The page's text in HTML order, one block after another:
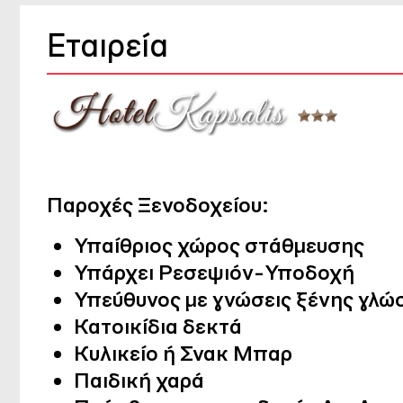
Εταιρεία
Παροχές Ξενοδοχείου:
Υπαίθριος χώρος στάθμευσης
Υπάρχει Ρεσεψιόν-Υποδοχή
Υπεύθυνος με γνώσεις ξένης
Κατοικίδια δεκτά
Κυλικείο ή Σνακ Μπαρ
Παιδική χαρά